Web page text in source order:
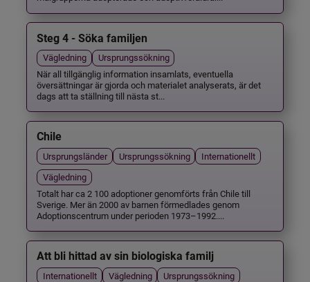
Steg 4 - Söka familjen
Vägledning
Ursprungssökning
När all tillgänglig information insamlats, eventuella
översättningar är gjorda och materialet analyserats, är det
dags att ta ställning till nästa st...
Chile
Ursprungsländer Ursprungssökning
Internationellt
Vägledning
Totalt har ca 2 100 adoptioner genomförts från Chile till
Sverige. Mer än 2000 av barnen förmedlades genom
Adoptionscentrum under perioden 1973–1992....
Att bli hittad av sin biologiska familj
Internationellt Vägledning
Ursprungssökning